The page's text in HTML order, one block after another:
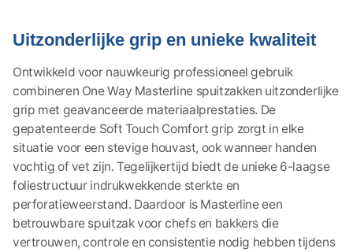
Uitzonderlijke grip en unieke kwaliteit
Ontwikkeld voor nauwkeurig professioneel gebruik
combineren One Way Masterline spuitzakken uitzonderlijke
grip met geavanceerde materiaalprestaties. De
gepatenteerde Soft Touch Comfort grip zorgt in elke
situatie voor een stevige houvast, ook wanneer handen
vochtig of vet zijn. Tegelijkertijd biedt de unieke 6-laagse
foliestructuur indrukwekkende sterkte en
perforatieweerstand. Daardoor is Masterline een
betrouwbare spuitzak voor chefs en bakkers die
vertrouwen, controle en consistentie nodig hebben tijdens